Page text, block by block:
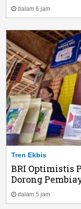
dalam 6 jam
Tren Ekbis
BRI Optimistis
Dorong
dalam 5 jam